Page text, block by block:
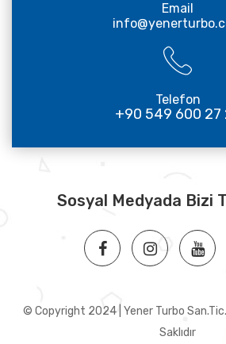
Email
Telefon
+90 549 600 27
Sosyal Medyada Bizi
© Copyright 2024 | Yener Turbo
Saklıdır